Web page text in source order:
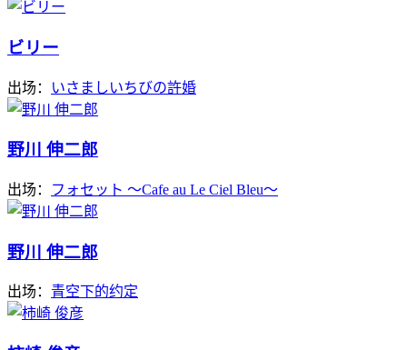
ビリー
出场： いさましいちびの許婚
野川 伸二郎
出场： フォセット ～Cafe au Le Ciel Bleu～
野川 伸二郎
出场： 青空下的约定